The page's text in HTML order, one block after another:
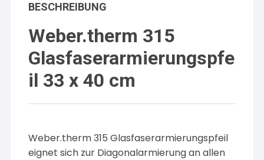
BESCHREIBUNG
Weber.therm 315
Glasfaserarmierungspfe
il 33 x 40 cm
Weber.therm 315 Glasfaserarmierungspfeil
eignet sich zur Diagonalarmierung an allen